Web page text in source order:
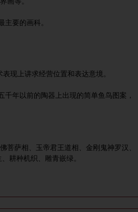
要的画科。
现上讲求经营位置和表达意境。
年以前的陶器上出现的简单鱼鸟图案，
萨相、玉帝君王道相、金刚鬼神罗汉、
耕种机织、雕青嵌绿。